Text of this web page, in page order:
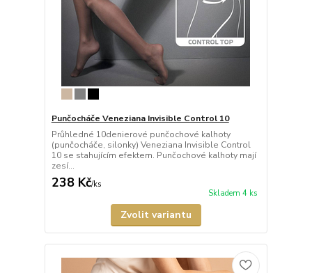
Punčocháče Veneziana Invisible Control 10
Průhledné 10denierové punčochové kalhoty
(punčocháče, silonky) Veneziana Invisible Control
10 se stahujícím efektem. Punčochové kalhoty mají
zesí...
238 Kč/ks
Skladem 4 ks
Zvolit variantu